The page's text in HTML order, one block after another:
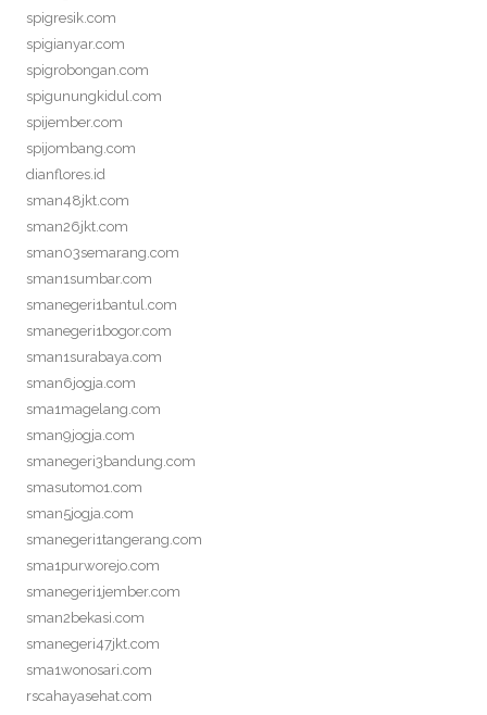
spigresik.com
spigianyar.com
spigrobongan.com
spigunungkidul.com
spijember.com
spijombang.com
dianflores.id
sman48jkt.com
sman26jkt.com
sman03semarang.com
sman1sumbar.com
smanegeri1bantul.com
smanegeri1bogor.com
sman1surabaya.com
sman6jogja.com
sma1magelang.com
sman9jogja.com
smanegeri3bandung.com
smasutomo1.com
sman5jogja.com
smanegeri1tangerang.com
sma1purworejo.com
smanegeri1jember.com
sman2bekasi.com
smanegeri47jkt.com
sma1wonosari.com
rscahayasehat.com